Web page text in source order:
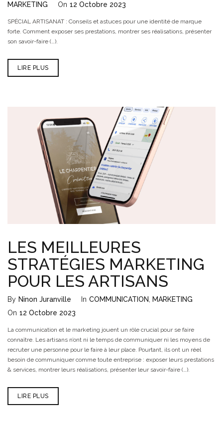
MARKETING
On 12 Octobre 2023
SPÉCIAL ARTISANAT : Conseils et astuces pour une identité de marque
forte. Comment exposer ses prestations, montrer ses réalisations, présenter
son savoir-faire (…).
LIRE PLUS
LES MEILLEURES
STRATÉGIES MARKETING
POUR LES ARTISANS
By Ninon Juranville In COMMUNICATION, MARKETING
On 12 Octobre 2023
La communication et le marketing jouent un rôle crucial pour se faire
connaître. Les artisans n’ont ni le temps de communiquer ni les moyens de
recruter une personne pour le faire à leur place. Pourtant, ils ont un réel
besoin de communiquer comme toute entreprise : exposer leurs prestations
& services, montrer leurs réalisations, présenter leur savoir-faire (…).
LIRE PLUS